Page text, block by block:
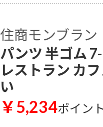
住商モンブラン
パンツ 半ゴム
レストラン カ
い
￥5,234ポイン